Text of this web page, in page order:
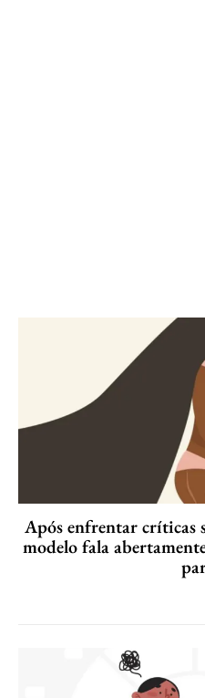
Após enfrentar críticas
modelo fala